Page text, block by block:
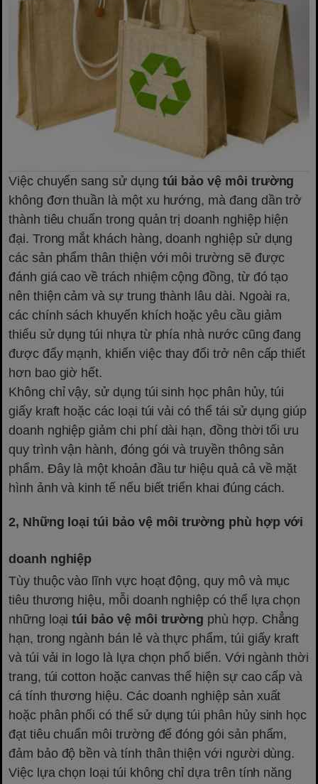
Việc chuyển sang sử dụng túi bảo vệ môi trường
không đơn thuần là một xu hướng, mà đang dần trở
thành tiêu chuẩn trong quản trị doanh nghiệp hiện
đại. Trong mắt khách hàng, doanh nghiệp sử dụng
các sản phẩm thân thiện với môi trường sẽ được
đánh giá cao về trách nhiệm cộng đồng, từ đó tạo
nên thiện cảm và sự trung thành lâu dài. Ngoài ra,
các chính sách khuyến khích hoặc yêu cầu giảm
thiểu sử dụng túi nhựa từ phía nhà nước cũng đang
được đẩy mạnh, khiến việc thay đổi trở nên cấp thiết
hơn bao giờ hết.
Không chỉ vậy, sử dụng túi sinh học phân hủy, túi
giấy kraft hoặc các loại túi vải có thể tái sử dụng giúp
doanh nghiệp giảm chi phí dài hạn, đồng thời tối ưu
quy trình vận hành, đóng gói và truyền thông sản
phẩm. Đây là một khoản đầu tư hiệu quả cả về mặt
hình ảnh và kinh tế nếu biết triển khai đúng cách.
2, Những loại túi bảo vệ môi trường phù hợp với
doanh nghiệp
Tùy thuộc vào lĩnh vực hoạt động, quy mô và mục
tiêu thương hiệu, mỗi doanh nghiệp có thể lựa chọn
những loạitúi bảo vệ môi trường phù hợp. Chẳng
hạn, trong ngành bán lẻ và thực phẩm, túi giấy kraft
và túi vải in logo là lựa chọn phổ biến. Với ngành thời
trang, túi cotton hoặc canvas thể hiện sự cao cấp và
cá tính thương hiệu. Các doanh nghiệp sản xuất
hoặc phân phối có thể sử dụng túi phân hủy sinh học
đạt tiêu chuẩn môi trường để đóng gói sản phẩm,
đảm bảo độ bền và tính thân thiện với người dùng.
Việc lựa chọn loại túi không chỉ dựa trên tính năng